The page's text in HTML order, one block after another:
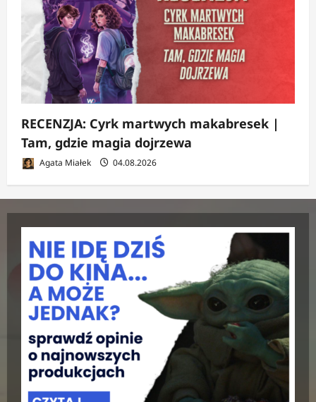
RECENZJA: Cyrk martwych makabresek |
Tam, gdzie magia dojrzewa
Agata Miałek 04.08.2026